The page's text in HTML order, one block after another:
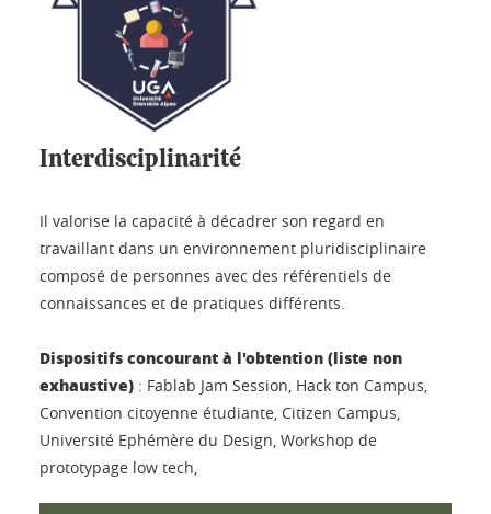
Interdisciplinarité
Il valorise la capacité à décadrer son regard en
travaillant dans un environnement pluridisciplinaire
composé de personnes avec des référentiels de
connaissances et de pratiques différents.
Dispositifs concourant à l'obtention (liste non
exhaustive) : Fablab Jam Session, Hack ton Campus,
Convention citoyenne étudiante, Citizen Campus,
Université Ephémère du Design, Workshop de
prototypage low tech,